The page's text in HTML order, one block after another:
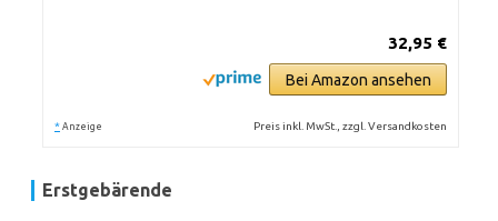
32,95 €
Bei Amazon ansehen
* Anzeige Preis inkl. MwSt., zzgl. Versandkosten
Erstgebärende